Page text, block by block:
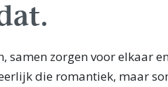
samen zorgen voor elkaar
die romantiek, maar